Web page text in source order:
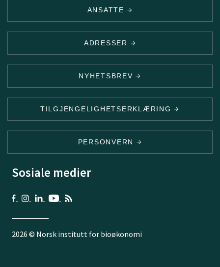
ANSATTE
ADRESSER
NYHETSBREV
TILGJENGELIGHETSERKLÆRING
PERSONVERN
Sosiale medier
2026 © Norsk institutt for bioøkonomi